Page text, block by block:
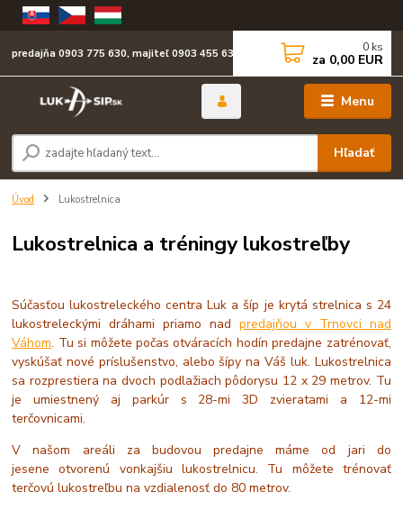
Menu
Hľadať
predajňa 0903 775 630, majiteľ 0903 455 630 0 ks
za 0,00 EUR
Úvod Lukostrelnica
Lukostrelnica a tréningy lukostreľby
Súčasťou lukostreleckého centra Luk a šíp je krytá strelnica s 24
lukostreleckými dráhami priamo nad predajňou v Trnovci nad
Váhom. Tu si môžete počas otváracích hodín predajne zatrénovať,
vyskúšať nové príslušenstvo, alebo šípy na Váš luk. Lukostrelnica
sa rozprestiera na dvoch podlažiach pôdorysu 12 x 29 metrov. Tu
je umiestnený aj parkúr s 28-mi 3D zvieratami a 12-mi
terčovnicami.
V našom areáli za budovou predajne máme od jari do
jesene otvorenú vonkajšiu lukostrelnicu. Tu môžete trénovať
terčovú lukostreľbu na vzdialenosť do 80 metrov.